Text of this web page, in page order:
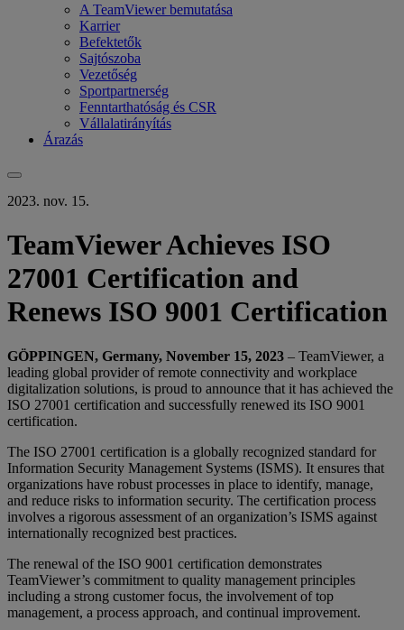
A TeamViewer bemutatása
Karrier
Befektetők
Sajtószoba
Vezetőség
Sportpartnerség
Fenntarthatóság és CSR
Vállalatirányítás
Árazás
2023. nov. 15.
TeamViewer Achieves ISO
27001 Certification and
Renews ISO 9001 Certification
GÖPPINGEN, Germany, November 15, 2023 – TeamViewer, a
leading global provider of remote connectivity and workplace
digitalization solutions, is proud to announce that it has achieved the
ISO 27001 certification and successfully renewed its ISO 9001
certification.
The ISO 27001 certification is a globally recognized standard for
Information Security Management Systems (ISMS). It ensures that
organizations have robust processes in place to identify, manage,
and reduce risks to information security. The certification process
involves a rigorous assessment of an organization’s ISMS against
internationally recognized best practices.
The renewal of the ISO 9001 certification demonstrates
TeamViewer’s commitment to quality management principles
including a strong customer focus, the involvement of top
management, a process approach, and continual improvement.